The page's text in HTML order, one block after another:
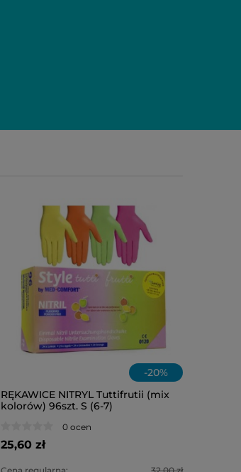
-20%
RĘKAWICE NITRYL Tuttifrutii (mix
kolorów) 96szt. S (6-7)
0 ocen
25,60 zł